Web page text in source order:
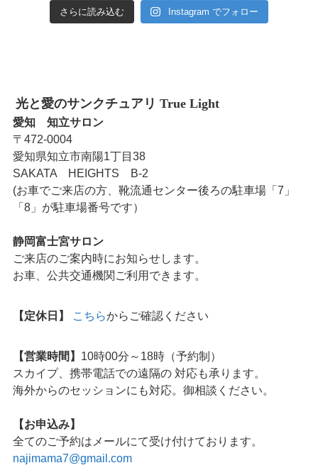
さらに読み込む Instagram でフォロー
光と愛のサンクチュアリ True Light
愛知 知立サロン
〒472-0004
愛知県知立市南陽1丁目38
SAKATA HEIGHTS B-2
(お車でご来店の方、靴流通センター後ろの駐車場「7」
「8」が駐車場番号です）
静岡富士宮サロン
ご来店のご案内時にお知らせします。
お車、公共交通機関ご利用できます。
【定休日】 こちらからご確認ください
【営業時間】 10時00分～18時（予約制）
スカイプ、携帯電話での遠隔の 対応も承ります。
海外からのセッションにも対応。御相談ください。
【お申込み】
全てのご予約はメールにて受け付けております。
najimama7@gmail.com